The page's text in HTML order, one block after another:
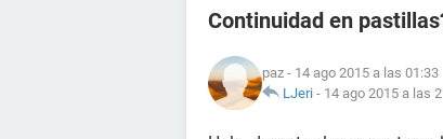
Continuidad en
paz - 14 ago 2015 a las 01:33
LJeri - 14 ago 2015 a las